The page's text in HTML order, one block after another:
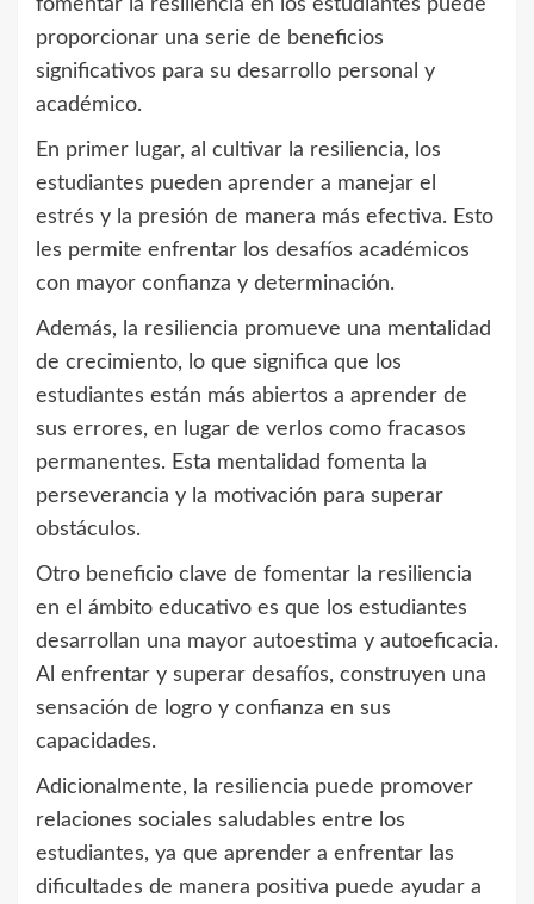
fomentar la resiliencia en los estudiantes puede
proporcionar una serie de beneficios
significativos para su desarrollo personal y
académico.
En primer lugar, al cultivar la resiliencia, los
estudiantes pueden aprender a manejar el
estrés y la presión de manera más efectiva. Esto
les permite enfrentar los desafíos académicos
con mayor confianza y determinación.
Además, la resiliencia promueve una mentalidad
de crecimiento, lo que significa que los
estudiantes están más abiertos a aprender de
sus errores, en lugar de verlos como fracasos
permanentes. Esta mentalidad fomenta la
perseverancia y la motivación para superar
obstáculos.
Otro beneficio clave de fomentar la resiliencia
en el ámbito educativo es que los estudiantes
desarrollan una mayor autoestima y autoeficacia.
Al enfrentar y superar desafíos, construyen una
sensación de logro y confianza en sus
capacidades.
Adicionalmente, la resiliencia puede promover
relaciones sociales saludables entre los
estudiantes, ya que aprender a enfrentar las
dificultades de manera positiva puede ayudar a